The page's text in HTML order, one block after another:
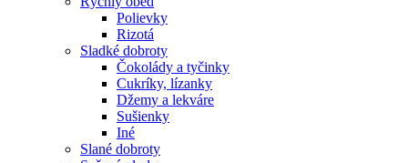
Polievky
Rizotá
Sladké dobroty
Čokolády a tyčinky
Cukríky, lízanky
Džemy a lekváre
Sušienky
Iné
Slané dobroty